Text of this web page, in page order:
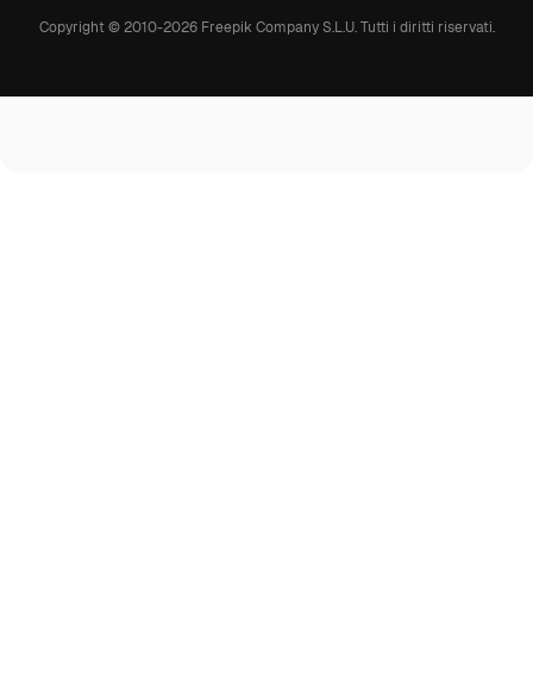
Copyright © 2010-2026Freepik Company S.L.U. Tutti i diritti riservati.